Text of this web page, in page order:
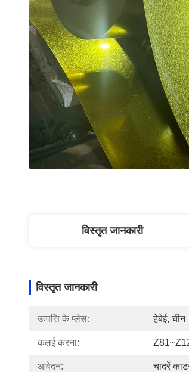
विस्तृत जानकारी
विस्तृत जानकारी
उत्पत्ति के प्लेस: हेबेई, चीन
कलई करना:
आवेदन: चादरें